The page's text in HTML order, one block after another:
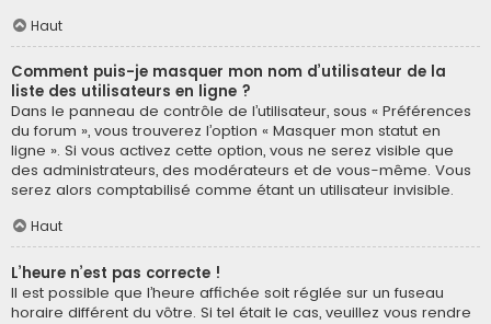
Haut
Comment puis-je masquer mon nom d’utilisateur de la
liste des utilisateurs en ligne ?
Dans le panneau de contrôle de l’utilisateur, sous « Préférences
du forum », vous trouverez l’option « Masquer mon statut en
ligne ». Si vous activez cette option, vous ne serez visible que
des administrateurs, des modérateurs et de vous-même. Vous
serez alors comptabilisé comme étant un utilisateur invisible.
Haut
L’heure n’est pas correcte !
Il est possible que l’heure affichée soit réglée sur un fuseau
horaire différent du vôtre. Si tel était le cas, veuillez vous rendre